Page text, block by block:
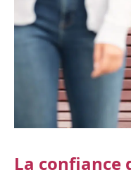
La confiance